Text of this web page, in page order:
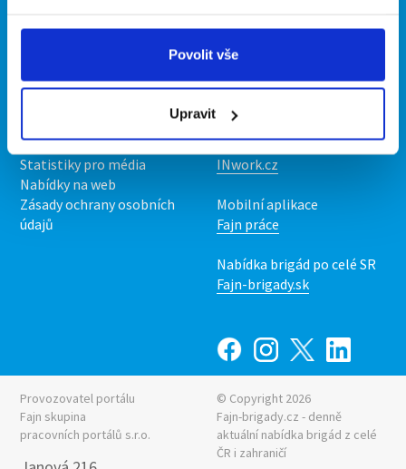
Povolit vše
Upravit
Kontakt
Upravit předvolby cookies
Statistiky pro média
Nabídky na web
Zásady ochrany osobních
údajů
Naše další projekty
Mobilní aplikace
Nabídka práce z celé ČR
INwork.cz
Mobilní aplikace
Fajn práce
Nabídka brigád po celé SR
Fajn-brigady.sk
Provozovatel portálu
Fajn skupina
pracovních portálů s.r.o.
© Copyright 2026
Fajn-brigady.cz - denně
aktuální nabídka brigád z celé
ČR i zahraničí